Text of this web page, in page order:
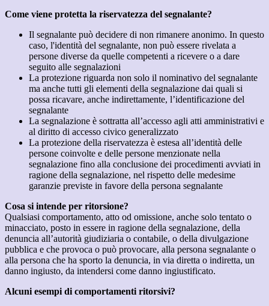
Come viene protetta la riservatezza del segnalante?
Il segnalante può decidere di non rimanere anonimo. In questo
caso, l'identità del segnalante, non può essere rivelata a
persone diverse da quelle competenti a ricevere o a dare
seguito alle segnalazioni
La protezione riguarda non solo il nominativo del segnalante
ma anche tutti gli elementi della segnalazione dai quali si
possa ricavare, anche indirettamente, l’identificazione del
segnalante
La segnalazione è sottratta all’accesso agli atti amministrativi e
al diritto di accesso civico generalizzato
La protezione della riservatezza è estesa all’identità delle
persone coinvolte e delle persone menzionate nella
segnalazione fino alla conclusione dei procedimenti avviati in
ragione della segnalazione, nel rispetto delle medesime
garanzie previste in favore della persona segnalante
Cosa si intende per ritorsione?
Qualsiasi comportamento, atto od omissione, anche solo tentato o
minacciato, posto in essere in ragione della segnalazione, della
denuncia all’autorità giudiziaria o contabile, o della divulgazione
pubblica e che provoca o può provocare, alla persona segnalante o
alla persona che ha sporto la denuncia, in via diretta o indiretta, un
danno ingiusto, da intendersi come danno ingiustificato.
Alcuni esempi di comportamenti ritorsivi?